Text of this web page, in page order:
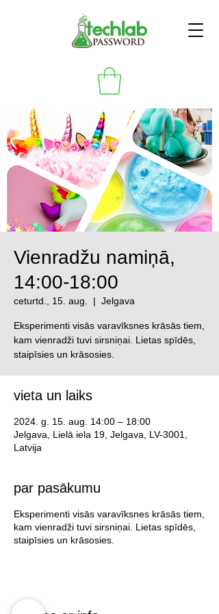
Vienradžu namiņā,
14:00-18:00
ceturtd., 15. aug.
  |
Jelgava
Eksperimenti visās varavīksnes krāsās tiem,
kam vienradži tuvi sirsniņai. Lietas spīdēs,
staipīsies un krāsosies.
vieta un laiks
2024. g. 15. aug. 14:00 – 18:00
Jelgava, Lielā iela 19, Jelgava, LV-3001,
Latvija
par pasākumu
Eksperimenti visās varavīksnes krāsās tiem,
kam vienradži tuvi sirsniņai. Lietas spīdēs,
staipīsies un krāsosies.